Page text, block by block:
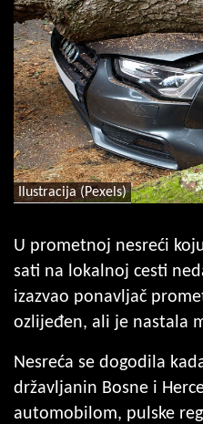
Ilustracija (Pexels)
U prometnoj nesreći
sati na lokalnoj cesti
izazvao ponavljač
ozlijeđen, ali je nastala
Nesreća se dogodila
državljanin Bosne i
automobilom, pulske